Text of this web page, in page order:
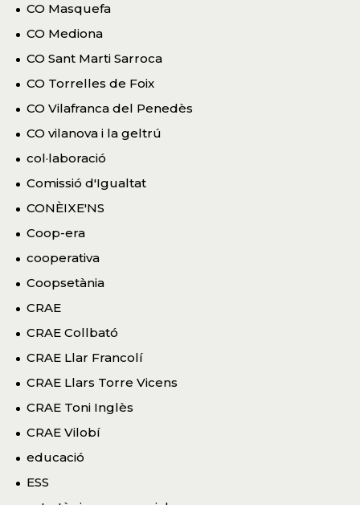
CO Masquefa
CO Mediona
CO Sant Marti Sarroca
CO Torrelles de Foix
CO Vilafranca del Penedès
CO vilanova i la geltrú
col·laboració
Comissió d'Igualtat
CONÈIXE'NS
Coop-era
cooperativa
Coopsetània
CRAE
CRAE Collbató
CRAE Llar Francolí
CRAE Llars Torre Vicens
CRAE Toni Inglès
CRAE Vilobí
educació
ESS